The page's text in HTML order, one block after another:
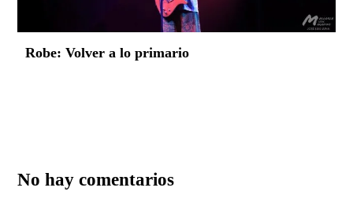
Robe: Volver a lo primario
No hay comentarios